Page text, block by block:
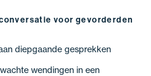
voor gevorderden
diepgaande gesprekken
wendingen in een